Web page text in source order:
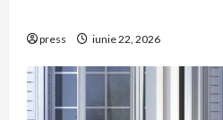
press iunie 22, 2026